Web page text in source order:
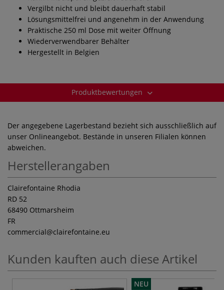
Vergilbt nicht und bleibt dauerhaft stabil
Lösungsmittelfrei und angenehm in der Anwendung
Praktische 250 ml Dose mit weiter Öffnung
Wiederverwendbarer Behälter
Hergestellt in Belgien
Produktbewertungen
Der angegebene Lagerbestand bezieht sich ausschließlich auf
unser Onlineangebot. Bestände in unseren Filialen können
abweichen.
Herstellerangaben
Clairefontaine Rhodia
RD 52
68490 Ottmarsheim
FR
commercial@clairefontaine.eu
Kunden kauften auch diese Artikel
NEU